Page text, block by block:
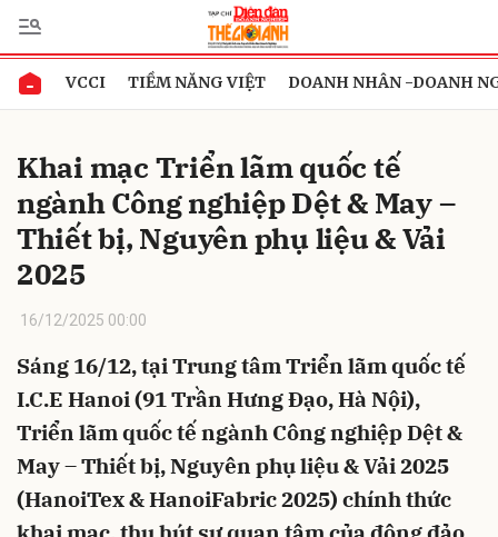
VCCI TIỀM NĂNG VIỆT DOANH NHÂN -DOANH
Khai mạc Triển lãm quốc tế
ngành Công nghiệp Dệt & May –
Thiết bị, Nguyên phụ liệu & Vải
2025
16/12/2025 00:00
Sáng 16/12, tại Trung tâm Triển lãm quốc tế
I.C.E Hanoi (91 Trần Hưng Đạo, Hà Nội),
Triển lãm quốc tế ngành Công nghiệp Dệt &
May – Thiết bị, Nguyên phụ liệu & Vải 2025
(HanoiTex & HanoiFabric 2025) chính thức
Gửi bình luận